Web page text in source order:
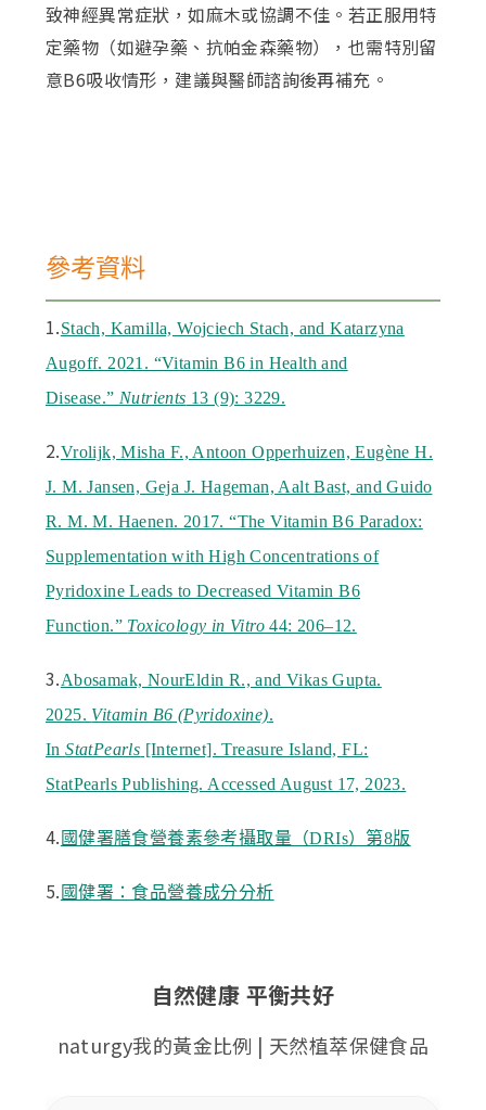
致神經異常症狀，如麻木或協調不佳。若正服用特
定藥物（如避孕藥、抗帕金森藥物），也需特別留
意B6吸收情形，建議與醫師諮詢後再補充。
參考資料
1.Stach, Kamilla, Wojciech Stach, and Katarzyna
Augoff. 2021. “Vitamin B6 in Health and
Disease.” Nutrients 13 (9): 3229.
2.Vrolijk, Misha F., Antoon Opperhuizen, Eugène H.
J. M. Jansen, Geja J. Hageman, Aalt Bast, and Guido
R. M. M. Haenen. 2017. “The Vitamin B6 Paradox:
Supplementation with High Concentrations of
Pyridoxine Leads to Decreased Vitamin B6
Function.” Toxicology in Vitro 44: 206–12.
3.Abosamak, NourEldin R., and Vikas Gupta.
2025. Vitamin B6 (Pyridoxine).
InStatPearls [Internet]. Treasure Island, FL:
StatPearls Publishing. Accessed August 17, 2023.
4. 國健署膳食營養素參考攝取量（DRIs）第8版
5. 國健署：食品營養成分分析
自然健康 平衡共好
naturgy我的黃金比例 | 天然植萃保健食品